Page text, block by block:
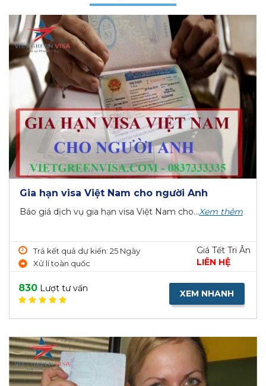
Gia hạn visa Việt Nam cho người Anh
Báo giá dịch vụ gia hạn visa Việt Nam cho...Xem thêm
Trả kết quả dự kiến: 25 Ngày
Xử lí toàn quốc
Giá Tết Tri Ân
LIÊN HỆ
830 Lượt tư vấn XEM NHANH